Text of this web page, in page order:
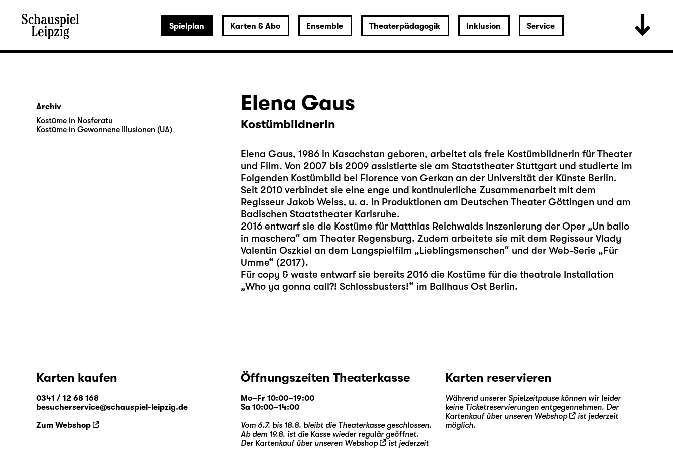
Spielplan Karten & Abo Ensemble Theaterpädagogik Inklusion Service
Elena Gaus
Kostümbildnerin
Elena Gaus, 1986 in Kasachstan geboren, arbeitet als freie Kostümbildnerin für Theater
und Film. Von 2007 bis 2009 assistierte sie am Staatstheater Stuttgart und studierte im
Folgenden Kostümbild bei Florence von Gerkan an der Universität der Künste Berlin.
Seit 2010 verbindet sie eine enge und kontinuierliche Zusammenarbeit mit dem
Regisseur Jakob Weiss, u. a. in Produktionen am Deutschen Theater Göttingen und am
Badischen Staatstheater Karlsruhe.
2016 entwarf sie die Kostüme für Matthias Reichwalds Inszenierung der Oper „Un ballo
in maschera“ am Theater Regensburg. Zudem arbeitete sie mit dem Regisseur Vlady
Valentin Oszkiel an dem Langspielfilm „Lieblingsmenschen“ und der Web-Serie „Für
Umme“ (2017).
Für copy & waste entwarf sie bereits 2016 die Kostüme für die theatrale Installation
„Who ya gonna call?! Schlossbusters!“ im Ballhaus Ost Berlin.
Archiv
Kostüme in Nosferatu
Kostüme in Gewonnene Illusionen (UA)
Karten kaufen
0341 / 12 68 168
besucherservice@schauspiel-leipzig.de
Zum Webshop
Öffnungszeiten Theaterkasse
Mo–Fr 10:00–19:00
Sa 10:00–14:00
Vom 6.7. bis 18.8. bleibt die Theaterkasse geschlossen.
Ab dem 19.8. ist die Kasse wieder regulär geöffnet.
Der Kartenkauf über unseren Webshop
ist jederzeit
Karten reservieren
Während unserer Spielzeitpause können wir leider
keine Ticketreservierungen entgegennehmen. Der
Kartenkauf über unseren Webshop
ist jederzeit
möglich.